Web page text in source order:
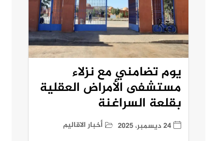
يوم تضامني مع نزلاء
مستشفى الأمراض العقلية
بقلعة السراغنة
24 ديسمبر، 2025 أخبار الاقاليم